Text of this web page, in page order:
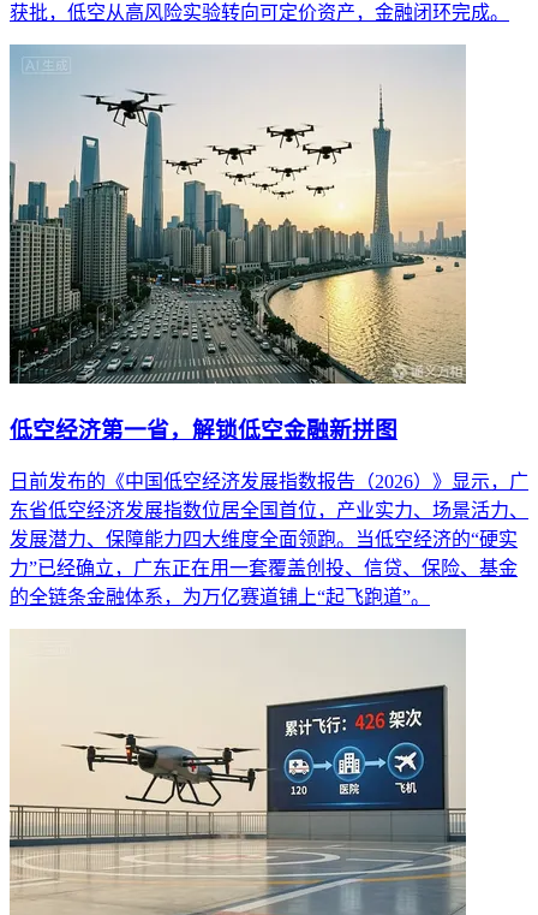
获批，低空从高风险实验转向可定价资产，金融闭环完成。
低空经济第一省，解锁低空金融新拼图
日前发布的《中国低空经济发展指数报告（2026）》显示，广
东省低空经济发展指数位居全国首位，产业实力、场景活力、
发展潜力、保障能力四大维度全面领跑。当低空经济的“硬实
力”已经确立，广东正在用一套覆盖创投、信贷、保险、基金
的全链条金融体系，为万亿赛道铺上“起飞跑道”。